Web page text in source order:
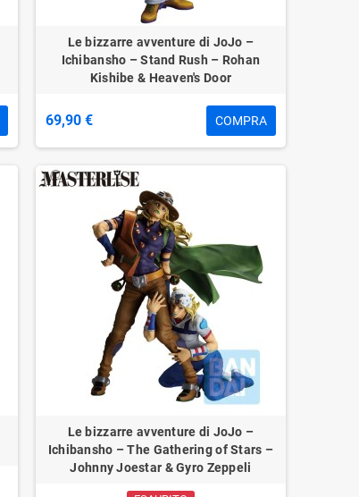
Le bizzarre avventure di JoJo –
Ichibansho – Stand Rush – Rohan
Kishibe & Heaven's Door
69,90 € COMPRA
Le bizzarre avventure di JoJo –
Ichibansho – The Gathering of Stars –
Johnny Joestar & Gyro Zeppeli